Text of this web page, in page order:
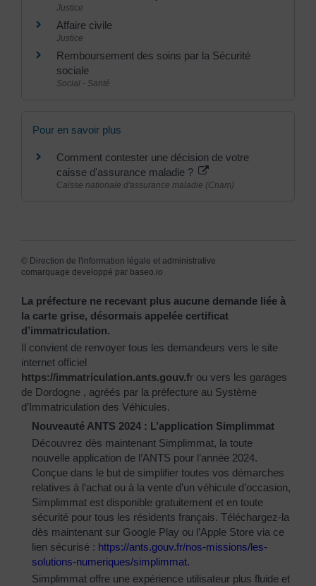
Justice
Affaire civile
Justice
Remboursement des soins par la Sécurité
sociale
Social - Santé
Pour en savoir plus
Comment contester une décision de votre
caisse d'assurance maladie ?
Caisse nationale d'assurance maladie (Cnam)
© Direction de l'information légale et administrative
comarquage developpé par baseo.io
La préfecture ne recevant plus aucune demande liée à
la carte grise, désormais appelée certificat
d’immatriculation.
Il convient de renvoyer tous les demandeurs vers le site
internet officiel
https://immatriculation.ants.gouv.fr ou vers les garages
de Dordogne , agréés par la préfecture au Système
d’Immatriculation des Véhicules.
Nouveauté ANTS 2024 : L’application Simplimmat
Découvrez dès maintenant Simplimmat, la toute
nouvelle application de l’ANTS pour l’année 2024.
Conçue dans le but de simplifier toutes vos démarches
relatives à l’achat ou à la vente d’un véhicule d’occasion,
Simplimmat est disponible gratuitement et en toute
sécurité pour tous les résidents français. Téléchargez-la
dès maintenant sur Google Play ou l’Apple Store via ce
lien sécurisé : https://ants.gouv.fr/nos-missions/les-
solutions-numeriques/simplimmat.
Simplimmat offre une expérience utilisateur plus fluide et